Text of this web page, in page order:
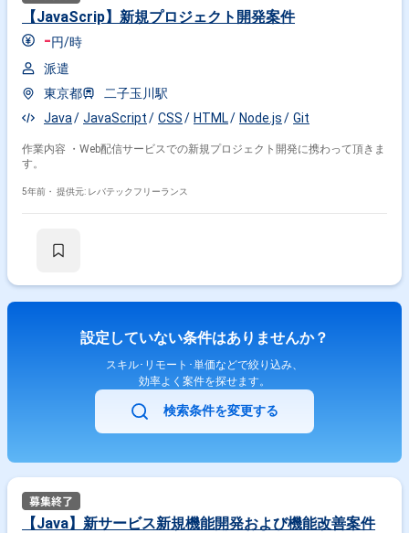
【JavaScrip】新規プロジェクト開発案件
-円/時
派遣
東京都
二子玉川駅
Java
JavaScript CSS HTML Node.js Git
作業内容 ・Web配信サービスでの新規プロジェクト開発に携わって頂きま
す。
5年前・ 提供元: レバテックフリーランス
設定していない条件はありませんか？
スキル･リモート･単価などで絞り込み、
効率よく案件を探せます。
検索条件を変更する
【Java】新サービス新規機能開発および機能改善案件